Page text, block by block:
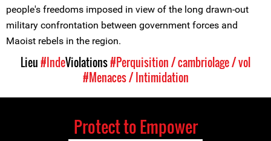
people's freedoms imposed in view of the long drawn-out
military confrontation between government forces and
Maoist rebels in the region.
Lieu#IndeViolations#Perquisition / cambriolage / vol
#Menaces / Intimidation
Protect to Empower